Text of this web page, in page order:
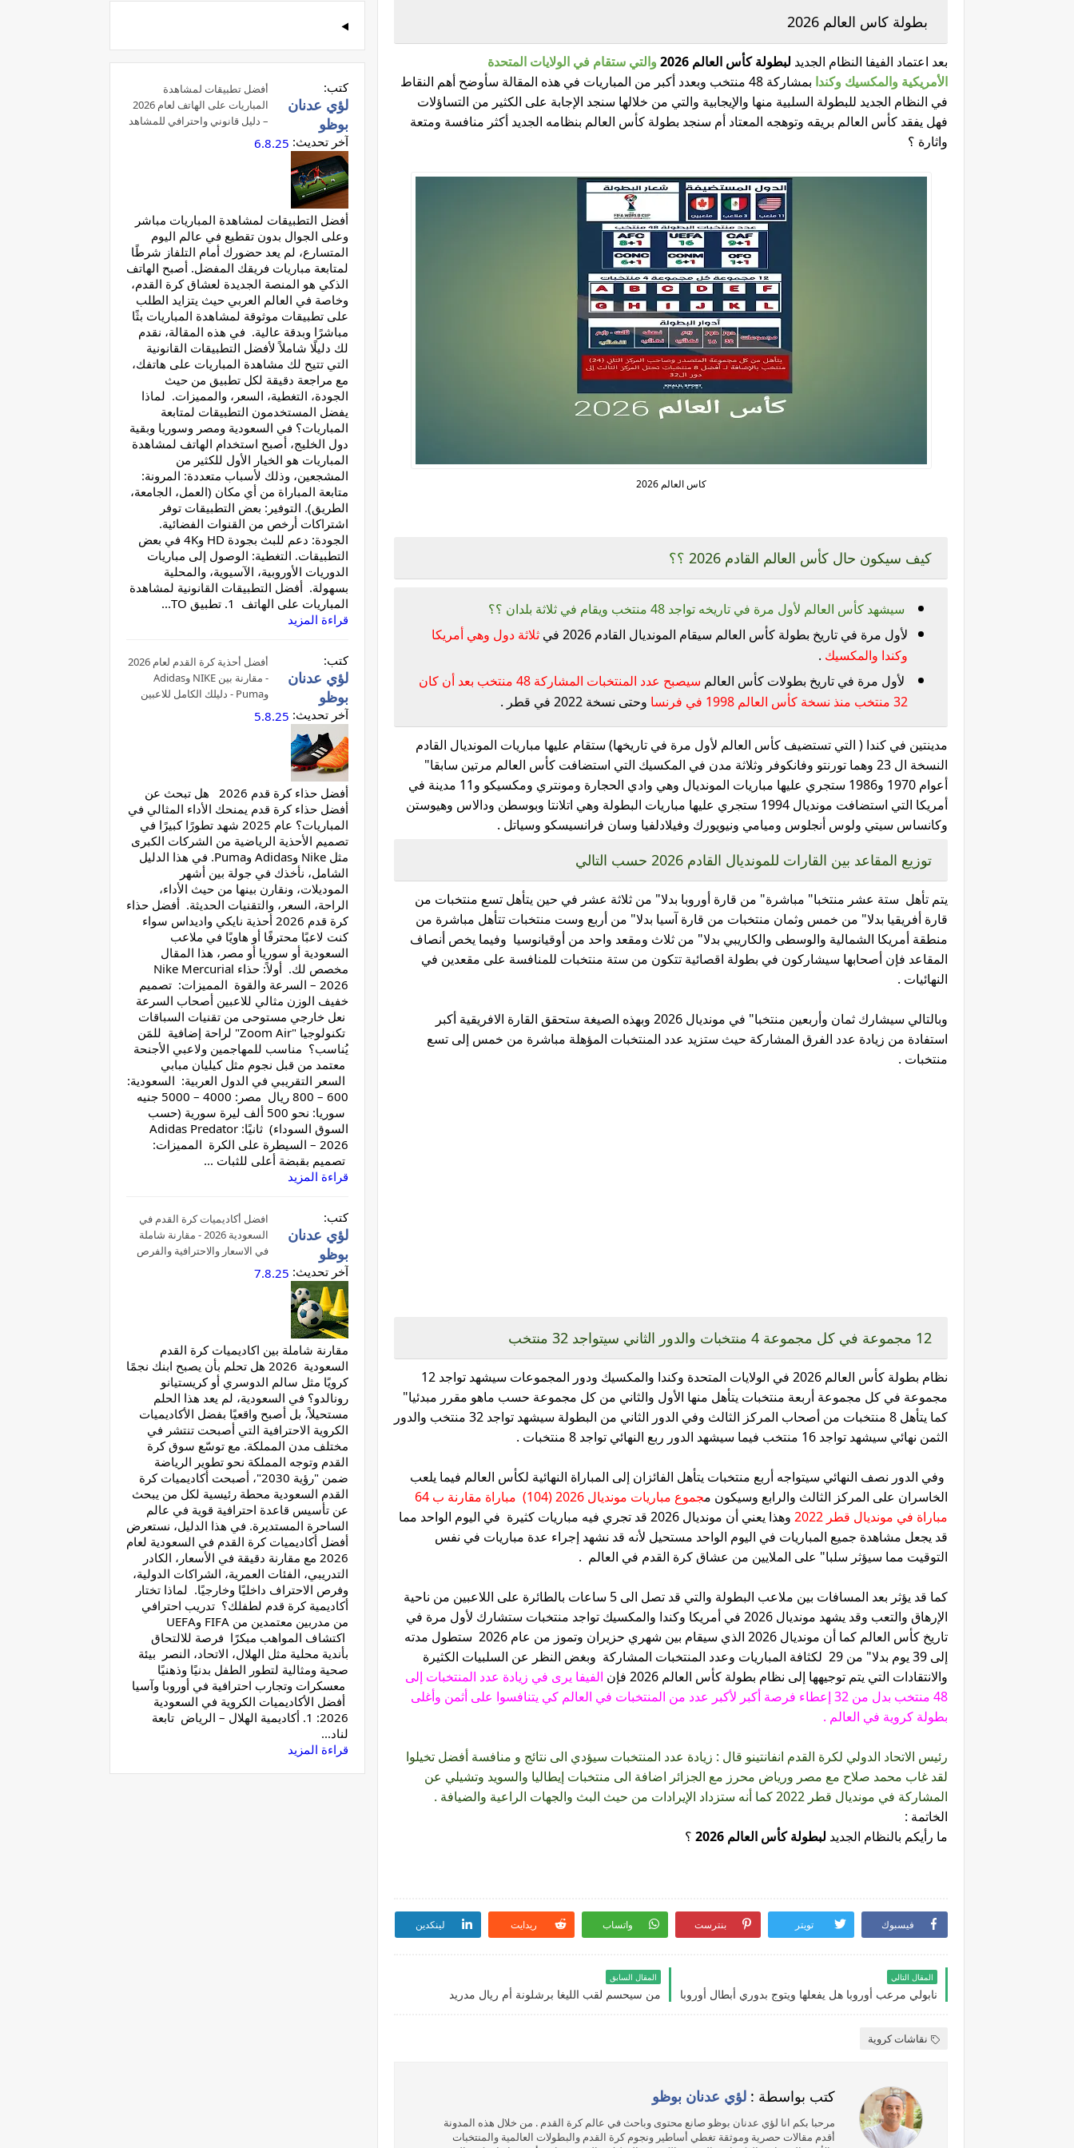
بطولة كاس العالم 2026
بعد اعتماد الفيفا النظام الجديد لبطولة كأس العالم 2026
والتي ستقام في الولايات المتحدة
الأمريكية والمكسيك وكندا
بمشاركة 48 منتخب وبعدد أكبر من المباريات في هذه المقالة سأوضح أهم النقاط
في النظام الجديد للبطولة السلبية منها والإيجابية والتي من خلالها سنجد الإجابة على الكثير من التساؤلات
فهل يفقد كأس العالم بريقه وتوهجه المعتاد أم سنجد بطولة كأس العالم بنظامه الجديد أكثر منافسة ومتعة
واثارة ؟
كاس العالم 2026
كيف سيكون حال كأس العالم القادم 2026 ؟؟
سيشهد كأس العالم لأول مرة في تاريخه تواجد 48 منتخب ويقام في ثلاثة بلدان ؟؟
لأول مرة في تاريخ بطولة كأس العالم سيقام المونديال القادم 2026 في
ثلاثة دول وهي أمريكا
وكندا والمكسيك .
لأول مرة في تاريخ بطولات كأس العالم
سيصبح عدد المنتخبات المشاركة 48 منتخب بعد أن كان
32 منتخب منذ نسخة كأس العالم 1998 في فرنسا
وحتى نسخة 2022 في قطر .
مدينتين في كندا ( التي تستضيف كأس العالم لأول مرة في تاريخها) ستقام عليها مباريات المونديال القادم
النسخة ال 23 وهما تورنتو وفانكوفر وثلاثة مدن في المكسيك التي استضافت كأس العالم مرتين سابقا"
أعوام 1970 و1986 ستجري عليها مباريات المونديال وهي وادي الحجارة ومونتري ومكسيكو و11 مدينة في
أمريكا التي استضافت مونديال 1994 ستجري عليها مباريات البطولة وهي اتلانتا وبوسطن ودالاس وهيوستن
وكانساس سيتي ولوس أنجلوس وميامي ونيويورك وفيلادلفيا وسان فرانسيسكو وسياتل .
توزيع المقاعد بين القارات للمونديال القادم 2026 حسب التالي
يتم تأهل ستة عشر منتخبا" مباشرة" من قارة أوروبا بدلا" من ثلاثة عشر في حين يتأهل تسع منتخبات من
قارة أفريقيا بدلا" من خمس وثمان منتخبات من قارة آسيا بدلا" من أربع وست منتخبات تتأهل مباشرة من
منطقة أمريكا الشمالية والوسطى والكاريبي بدلا" من ثلاث ومقعد واحد من أوقيانوسيا وفيما يخص أنصاف
المقاعد فإن أصحابها سيشاركون في بطولة اقصائية تتكون من ستة منتخبات للمنافسة على مقعدين في
النهائيات .
وبالتالي سيشارك ثمان وأربعين منتخبا" في مونديال 2026 وبهذه الصيغة ستحقق القارة الافريقية أكبر
استفادة من زيادة عدد الفرق المشاركة حيث ستزيد عدد المنتخبات المؤهلة مباشرة من خمس إلى تسع
منتخبات .
12 مجموعة في كل مجموعة 4 منتخبات والدور الثاني سيتواجد 32 منتخب
نظام بطولة كأس العالم 2026 في الولايات المتحدة وكندا والمكسيك ودور المجموعات سيشهد تواجد 12
مجموعة في كل مجموعة أربعة منتخبات يتأهل منها الأول والثاني من كل مجموعة حسب ماهو مقرر مبدئيا"
كما يتأهل 8 منتخبات من أصحاب المركز الثالث وفي الدور الثاني من البطولة سيشهد تواجد 32 منتخب والدور
الثمن نهائي سيشهد تواجد 16 منتخب فيما سيشهد الدور ربع النهائي تواجد 8 منتخبات .
وفي الدور نصف النهائي سيتواجه أربع منتخبات يتأهل الفائزان إلى المباراة النهائية لكأس العالم فيما يلعب
الخاسران على المركز الثالث والرابع وسيكون م
جموع مباريات مونديال 2026 (104) مباراة مقارنة ب 64
مباراة في مونديال قطر 2022
وهذا يعني أن م
ونديال 2026 قد تجري فيه مباريات كثيرة في اليوم الواحد مما
قد يجعل مشاهدة جميع المباريات في اليوم الواحد مستحيل لأنه قد نشهد إجراء عدة مباريات في نفس
التوقيت مما سيؤثر سلبا" على الملايين من عشاق كرة القدم في العالم .
كما قد يؤثر بعد المسافات بين ملاعب البطولة والتي قد تصل الى 5 ساعات بالطائرة على اللاعبين من ناحية
الإرهاق والتعب وقد يشهد مونديال 2026 في أمريكا وكندا والمكسيك تواجد منتخبات ستشارك لأول مرة في
تاريخ كأس العالم كما أن مونديال 2026 الذي سيقام بين شهري حزيران وتموز من عام 2026
ستطول مدته
إلى 39 يوم بدلا" من 29 لكثافة المباريات وعدد المنتخبات المشاركة وبغض النظر عن السلبيات الكثيرة
والانتقادات التي يتم توجيهها إلى نظام بطولة كأس العالم 2026 فإن
الفيفا يرى في زيادة عدد المنتخبات إلى
48 منتخب بدل من 32 إعطاء فرصة أكبر لأكبر عدد من المنتخبات في العالم كي يتنافسوا على أثمن وأغلى
بطولة كروية في العالم .
رئيس الاتحاد الدولي لكرة القدم انفانتينو قال : زيادة عدد المنتخبات سيؤدي الى نتائج و منافسة أفضل تخيلوا
لقد غاب محمد صلاح مع مصر ورياض محرز مع الجزائر اضافة الى منتخبات إيطاليا والسويد وتشيلي عن
المشاركة في مونديال قطر 2022 كما أنه ستزداد الإيرادات من حيث البث والجهات الراعية والضيافة .
الخاتمة :
ما رأيكم بالنظام الجديد لبطولة كأس العالم 2026 ؟
فيسبوك تويتر بنترست واتساب ريدايت لينكدين
المقال التالي
نابولي مرعب أوروبا هل يفعلها ويتوج بدوري أبطال أوروبا
المقال السابق
من سيحسم لقب الليغا برشلونة أم ريال مدريد
نقاشات كروية
كتب بواسطة : لؤي عدنان بوظو
مرحبا بكم انا لؤي عدنان بوظو صانع محتوى وباحث في عالم كرة القدم . من خلال هذه المدونة
أقدم مقالات حصرية وموثقة تغطي أساطير ونجوم كرة القدم والبطولات العالمية والمنتخبات
أفضل تطبيقات لمشاهدة
المباريات على الهاتف لعام 2026
– دليل قانوني واحترافي للمشاهد
العربي
كتب:
لؤي عدنان
بوظو
آخر تحديث: 6.8.25
أفضل التطبيقات لمشاهدة المباريات مباشر
وعلى الجوال بدون تقطيع في عالم اليوم
المتسارع، لم يعد حضورك أمام التلفاز شرطًا
لمتابعة مباريات فريقك المفضل. أصبح الهاتف
الذكي هو المنصة الجديدة لعشاق كرة القدم،
وخاصة في العالم العربي حيث يتزايد الطلب
على تطبيقات موثوقة لمشاهدة المباريات بثًا
مباشرًا وبدقة عالية. في هذه المقالة، نقدم
لك دليلًا شاملاً لأفضل التطبيقات القانونية
التي تتيح لك مشاهدة المباريات على هاتفك،
مع مراجعة دقيقة لكل تطبيق من حيث
الجودة، التغطية، السعر، والمميزات. لماذا
يفضل المستخدمون التطبيقات لمتابعة
المباريات؟ في السعودية ومصر وسوريا وبقية
دول الخليج، أصبح استخدام الهاتف لمشاهدة
المباريات هو الخيار الأول للكثير من
المشجعين، وذلك لأسباب متعددة: المرونة:
متابعة المباراة من أي مكان (العمل، الجامعة،
الطريق). التوفير: بعض التطبيقات توفر
اشتراكات أرخص من القنوات الفضائية.
الجودة: دعم للبث بجودة HD و4K في بعض
التطبيقات. التغطية: الوصول إلى مباريات
الدوريات الأوروبية، الآسيوية، والمحلية
بسهولة. أفضل التطبيقات القانونية لمشاهدة
المباريات على الهاتف 1. تطبيق TO...
قراءة المزيد
أفضل أحذية كرة القدم لعام 2026
- مقارنة بين NIKE وAdidas
وPuma - دليلك الكامل للاعبين
في العالم العربي
كتب:
لؤي عدنان
بوظو
آخر تحديث: 5.8.25
أفضل حذاء كرة قدم 2026 هل تبحث عن
أفضل حذاء كرة قدم يمنحك الأداء المثالي في
المباريات؟ عام 2025 شهد تطورًا كبيرًا في
تصميم الأحذية الرياضية من الشركات الكبرى
مثل Nike وAdidas وPuma. في هذا الدليل
الشامل، نأخذك في جولة بين أشهر
الموديلات، ونقارن بينها من حيث الأداء،
الراحة، السعر، والتقنيات الحديثة. أفضل حذاء
كرة قدم 2026 أحذية نايكي واديداس سواء
كنت لاعبًا محترفًا أو هاويًا في ملاعب
السعودية أو سوريا أو مصر، هذا المقال
مخصص لك. أولاً: حذاء Nike Mercurial
2026 – السرعة والقوة المميزات: تصميم
خفيف الوزن مثالي للاعبين أصحاب السرعة
نعل خارجي مستوحى من تقنيات السباقات
تكنولوجيا "Zoom Air" لراحة إضافية للمَن
يُناسب؟ مناسب للمهاجمين ولاعبي الأجنحة
معتمد من قبل نجوم مثل كيليان مبابي
السعر التقريبي في الدول العربية: السعودية:
600 – 800 ريال مصر: 4000 – 5000 جنيه
سوريا: نحو 500 ألف ليرة سورية (حسب
السوق السوداء) ثانيًا: Adidas Predator
2026 – السيطرة على الكرة المميزات:
تصميم بقبضة أعلى للثبات ...
قراءة المزيد
افضل أكاديميات كرة القدم في
السعودية 2026 - مقارنة شاملة
في الاسعار والاحترافية والفرص
كتب:
لؤي عدنان
بوظو
آخر تحديث: 7.8.25
مقارنة شاملة بين اكاديميات كرة القدم
السعودية 2026 هل تحلم بأن يصبح ابنك نجمًا
كرويًا مثل سالم الدوسري أو كريستيانو
رونالدو؟ في السعودية، لم يعد هذا الحلم
مستحيلاً، بل أصبح واقعيًا بفضل الأكاديميات
الكروية الاحترافية التي أصبحت تنتشر في
مختلف مدن المملكة. مع توسّع سوق كرة
القدم وتوجه المملكة نحو تطوير الرياضة
ضمن "رؤية 2030"، أصبحت أكاديميات كرة
القدم السعودية محطة رئيسية لكل من يبحث
عن تأسيس قاعدة احترافية قوية في عالم
الساحرة المستديرة. في هذا الدليل، نستعرض
أفضل أكاديميات كرة القدم في السعودية لعام
2026 مع مقارنة دقيقة في الأسعار، الكادر
التدريبي، الفئات العمرية، الشراكات الدولية،
وفرص الاحتراف داخليًا وخارجيًا. لماذا تختار
أكاديمية كرة قدم لطفلك؟ تدريب احترافي
من مدربين معتمدين من FIFA وUEFA
اكتشاف المواهب مبكرًا فرصة للالتحاق
بأندية محلية مثل الهلال، الاتحاد، النصر بيئة
صحية ومثالية لتطور الطفل بدنيًا وذهنيًا
معسكرات وتجارب احترافية في أوروبا وآسيا
أفضل الأكاديميات الكروية في السعودية
2026: 1. أكاديمية الهلال – الرياض تابعة
لناد...
قراءة المزيد